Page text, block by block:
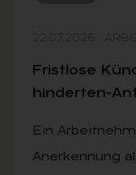
Frist­lo­se
hin­der­ten-
Ein
Anerkennung